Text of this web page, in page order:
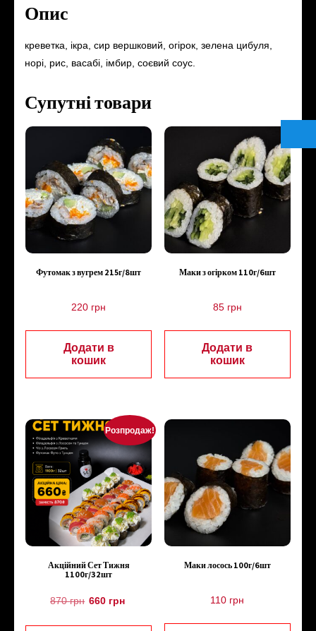
Опис
креветка, ікра, сир вершковий, огірок, зелена цибуля,
норі, рис, васабі, імбир, соєвий соус.
Супутні товари
Футомак з вугрем 215г/8шт
220 грн
Додати в
кошик
Маки з огірком 110г/6шт
85 грн
Додати в
кошик
Розпродаж!
Акційний Сет Тижня
1100г/32шт
870грн 660 грн
Маки лосось 100г/6шт
110 грн